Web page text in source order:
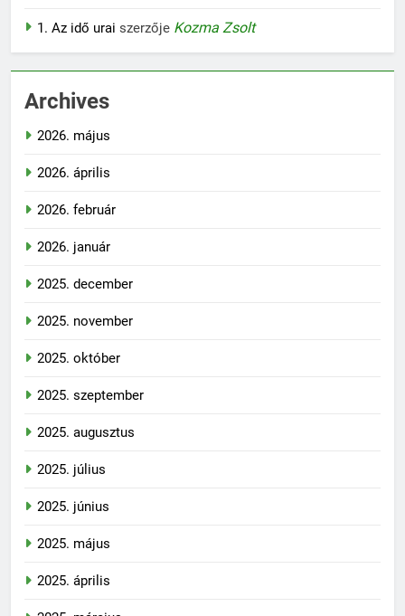
1. Az idő urai szerzője Kozma Zsolt
Archives
2026. május
2026. április
2026. február
2026. január
2025. december
2025. november
2025. október
2025. szeptember
2025. augusztus
2025. július
2025. június
2025. május
2025. április